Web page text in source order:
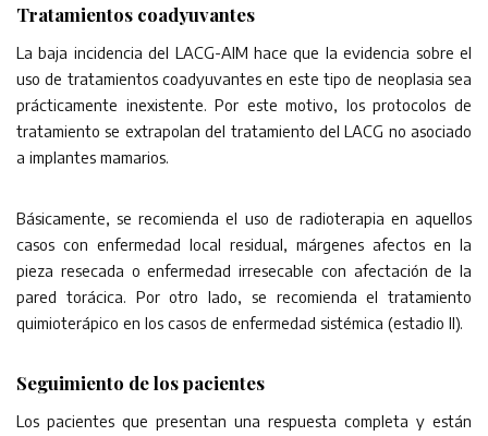
Tratamientos coadyuvantes
La baja incidencia del LACG-AIM hace que la evidencia sobre el
uso de tratamientos coadyuvantes en este tipo de neoplasia sea
prácticamente inexistente. Por este motivo, los protocolos de
tratamiento se extrapolan del tratamiento del LACG no asociado
a implantes mamarios.
Básicamente, se recomienda el uso de radioterapia en aquellos
casos con enfermedad local residual, márgenes afectos en la
pieza resecada o enfermedad irresecable con afectación de la
pared torácica. Por otro lado, se recomienda el tratamiento
quimioterápico en los casos de enfermedad sistémica (estadio II).
Seguimiento de los pacientes
Los pacientes que presentan una respuesta completa y están